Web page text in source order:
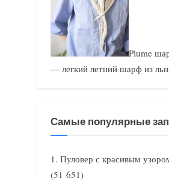
Plume
— легкий летний шарф из
Самые популярные
Пуловер с красивым
(51 651)